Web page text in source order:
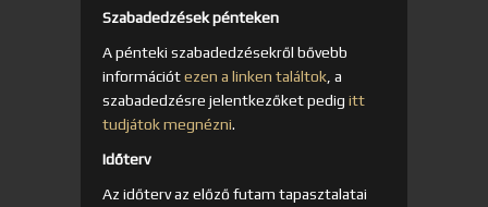
Szabadedzések pénteken
A pénteki szabadedzésekről bővebb
információtezen a linken találtok , a
szabadedzésre jelentkezőket pedig itt
tudjátok megnézni.
Időterv
Az időterv az előző futam tapasztalatai